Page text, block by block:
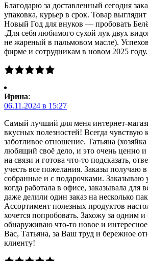
Благодарю за доставленный сегодня
упаковка, курьер в срок. Товар
Новый Год для внуков — пробовать
.Для себя любимого сухой лук двух
не жареный в пальмовом масле).
фирме и сотрудникам в новом 2025
Ирина:
06.11.2024 в 15:27
Самый лучший для меня интернет-
вкусных полезностей! Всегда чувствую
заботливое отношение. Татьяна
любящий своё дело, и это очень ценно и
на связи и готова что-то подсказать,
учесть все пожелания. Заказы получаю
собранные и с подарочками. Заказываю
когда работала в офисе, заказывала для
даже делили один заказ на несколько
Ассортимент полезных продуктов
хочется попробовать. Захожу за одним
обнаруживаю что-то новое и
Вас, Татьяна, за Ваш труд и бережное
клиенту!